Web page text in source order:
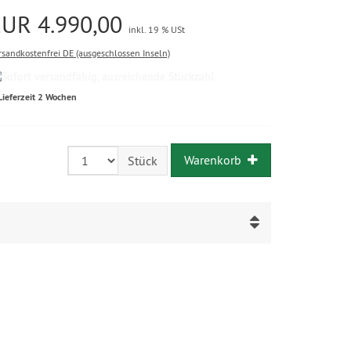
4.990,00
inkl. 19 % USt
DE (ausgeschlossen Inseln)
2 Wochen
Stück Warenkorb